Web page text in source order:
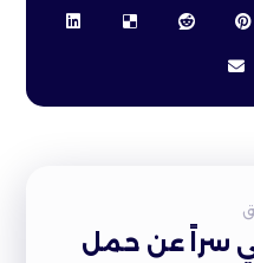
سراً عن حمل